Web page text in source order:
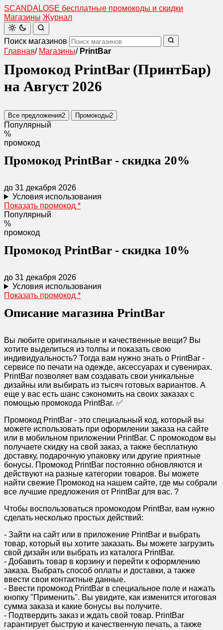
SCANDALOSE бесплатные промокоды и скидки
Магазины Журнал
Поиск магазинов
Главная/ Магазины/ PrintBar
Промокод PrintBar (ПринтБар)
на Август 2026
Все предложения2 Промокоды2
Популярный
%
промокод
Промокод PrintBar - скидка 20%
до 31 декабря 2026
Условия использования
Показать промокод *
Популярный
%
промокод
Промокод PrintBar - скидка 10%
до 31 декабря 2026
Условия использования
Показать промокод *
Описание магазина PrintBar
Вы любите оригинальные и качественные вещи? Вы
хотите выделиться из толпы и показать свою
индивидуальность? Тогда вам нужно знать о PrintBar -
сервисе по печати на одежде, аксессуарах и сувенирах.
PrintBar позволяет вам создавать свои уникальные
дизайны или выбирать из тысяч готовых вариантов. А
еще у вас есть шанс сэкономить на своих заказах с
помощью промокода PrintBar. ✅
Промокод PrintBar - это специальный код, который вы
можете использовать при оформлении заказа на сайте
или в мобильном приложении PrintBar. С промокодом вы
получаете скидку на свой заказ, а также бесплатную
доставку, подарочную упаковку или другие приятные
бонусы. Промокод PrintBar постоянно обновляются и
действуют на разные категории товаров. Вы можете
найти свежие Промокод на нашем сайте, где мы собрали
все лучшие предложения от PrintBar для вас. ?
Чтобы воспользоваться промокодом PrintBar, вам нужно
сделать несколько простых действий:
- Зайти на сайт или в приложение PrintBar и выбрать
товар, который вы хотите заказать. Вы можете загрузить
свой дизайн или выбрать из каталога PrintBar.
- Добавить товар в корзину и перейти к оформлению
заказа. Выбрать способ оплаты и доставки, а также
ввести свои контактные данные.
- Ввести промокод PrintBar в специальное поле и нажать
кнопку "Применить". Вы увидите, как изменится итоговая
сумма заказа и какие бонусы вы получите.
- Подтвердить заказ и ждать свой товар. PrintBar
гарантирует быструю и качественную печать, а также